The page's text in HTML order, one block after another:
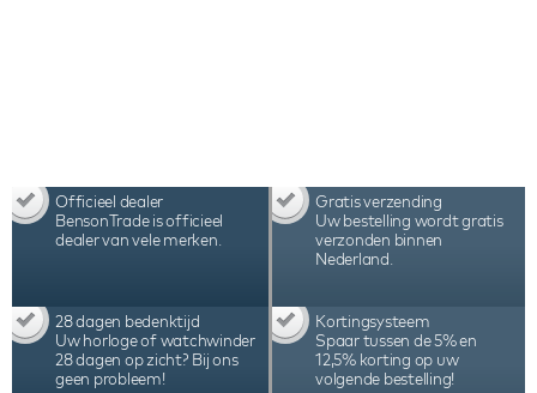
Officieel dealer
BensonTrade is officieel
dealer van vele merken.
Gratis verzending
Uw bestelling wordt gratis
verzonden binnen
Nederland.
28 dagen bedenktijd
Uw horloge of watchwinder
28 dagen op zicht? Bij ons
geen probleem!
Kortingsysteem
Spaar tussen de 5% en
12,5% korting op uw
volgende bestelling!